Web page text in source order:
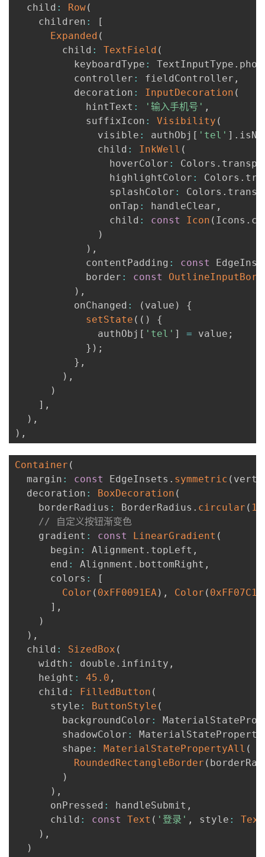
  child
: Row(
    children
:
[
Expanded (
        child
: TextField (
          keyboardType
: TextInputType .
          controller
: fieldController ,
          decoration
: InputDecoration (
            hintText
: '输入手机号' ,
            suffixIcon
: Visibility (
              visible
: authObj [ 'tel' ] .
              child
: InkWell (
                hoverColor
: Colors .
                highlightColor
: Colors .
                splashColor
: Colors .
                onTap
: handleClear ,
                child
: const Icon ( Icons .
)
) ,
            contentPadding
: const
            border
: const
) ,
          onChanged
: ( value )
{
setState ( ( )
{
              authObj
[ 'tel' ] = value ;
} ) ;
} ,
) ,
)
] ,
) ,
) ,
Container (
  margin
: const EdgeInsets . symmetric (
  decoration
: BoxDecoration (
    borderRadius
: BorderRadius . circular (
// 自定义按钮渐变色
    gradient
: const LinearGradient (
      begin
: Alignment . topLeft ,
      end
: Alignment . bottomRight ,
      colors
:
[
Color ( 0xFF0091EA) , Color (
] ,
)
) ,
  child
: SizedBox (
    width
: double . infinity ,
    height
: 45.0 ,
    child
: FilledButton (
      style
: ButtonStyle (
        backgroundColor
:
        shadowColor
: MaterialStateProperty
        shape
: MaterialStatePropertyAll (
RoundedRectangleBorder (
)
) ,
      onPressed
: handleSubmit ,
      child
: const Text ( '登录' , style :
) ,
)